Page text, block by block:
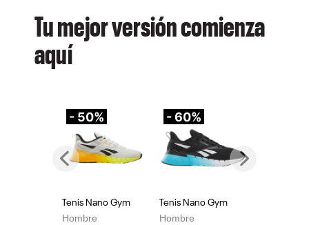
Tu mejor versión comienza
aquí
- 50%
Tenis Nano Gym
Hombre
- 60%
Tenis Nano Gym
Hombre
Previous